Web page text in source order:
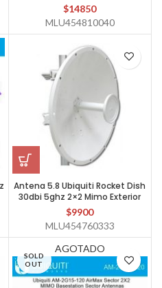
$14850
MLU454810040
Antena 5.8 Ubiquiti Rocket Dish
30dbi 5ghz 2×2 Mimo Exterior
$9900
MLU454760333
SOLD
OUT
AGOTADO